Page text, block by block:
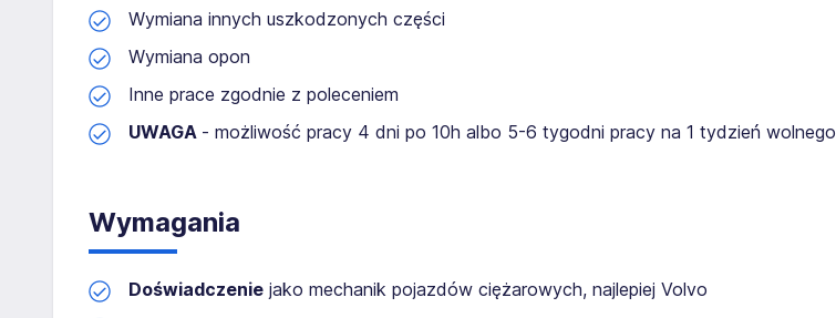
Wymiana innych uszkodzonych części
Wymiana opon
Inne prace zgodnie z poleceniem
UWAGA - możliwość pracy 4 dni po 10h albo 5-6 tygodni pracy na 1 tydzień wolnego
Wymagania
Doświadczenie jako mechanik pojazdów ciężarowych, najlepiej Volvo